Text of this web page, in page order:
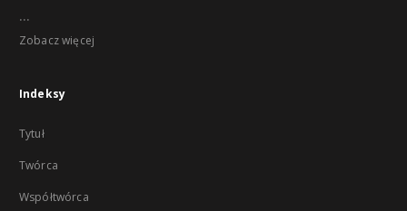
...
Zobacz więcej
Indeksy
Tytuł
Twórca
Współtwórca